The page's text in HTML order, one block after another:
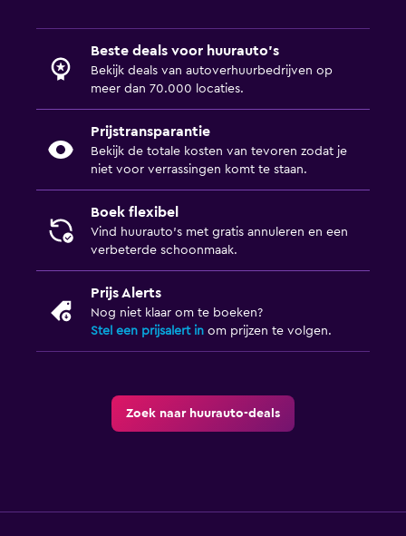
Beste deals voor huurauto's
Bekijk deals van autoverhuurbedrijven op
meer dan 70.000 locaties.
Prijstransparantie
Bekijk de totale kosten van tevoren zodat je
niet voor verrassingen komt te staan.
Boek flexibel
Vind huurauto's met gratis annuleren en een
verbeterde schoonmaak.
Prijs Alerts
Nog niet klaar om te boeken?
Stel een prijsalert in om prijzen te volgen.
Zoek naar huurauto-deals